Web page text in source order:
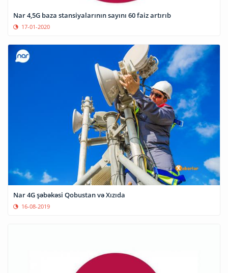
Nar 4,5G baza stansiyalarının sayını 60 faiz artırıb
17-01-2020
Nar 4G şəbəkəsi Qobustan və Xızıda
16-08-2019